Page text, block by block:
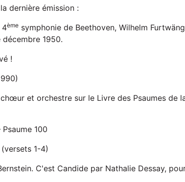
dernière émission :
4ème symphonie de Beethoven, Wilhelm
1950.
!
et orchestre sur le Livre des Psaumes de
100
1-4)
C'est Candide par Nathalie Dessay,